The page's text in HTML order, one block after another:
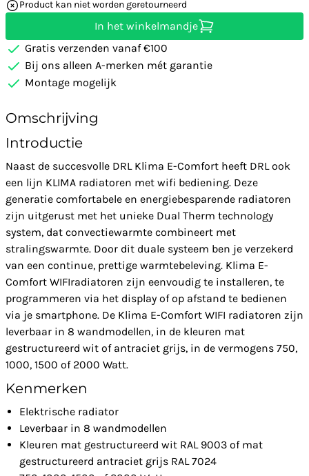
Product kan niet worden geretourneerd
In het winkelmandje
Gratis verzenden vanaf €100
Bij ons alleen A-merken mét garantie
Montage mogelijk
Omschrijving
Introductie
Naast de succesvolle DRL Klima E-Comfort heeft DRL ook
een lijn KLIMA radiatoren met wifi bediening. Deze
generatie comfortabele en energiebesparende radiatoren
zijn uitgerust met het unieke Dual Therm technology
system, dat convectiewarmte combineert met
stralingswarmte. Door dit duale systeem ben je verzekerd
van een continue, prettige warmtebeleving. Klima E-
Comfort WIFIradiatoren zijn eenvoudig te installeren, te
programmeren via het display of op afstand te bedienen
via je smartphone. De Klima E-Comfort WIFI radiatoren zijn
leverbaar in 8 wandmodellen, in de kleuren mat
gestructureerd wit of antraciet grijs, in de vermogens 750,
1000, 1500 of 2000 Watt.
Kenmerken
Elektrische radiator
Leverbaar in 8 wandmodellen
Kleuren mat gestructureerd wit RAL 9003 of mat
gestructureerd antraciet grijs RAL 7024